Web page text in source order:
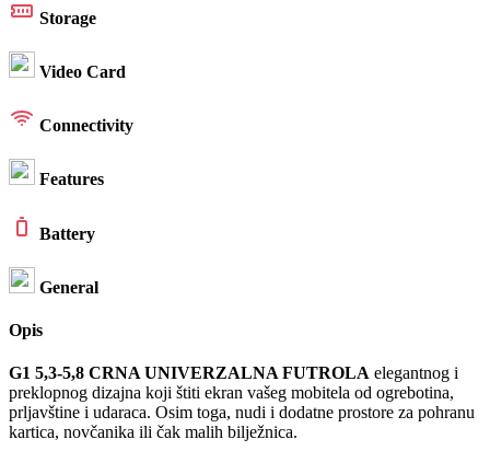
Storage
Video Card
Connectivity
Features
Battery
General
Opis
G1 5,3-5,8 CRNA UNIVERZALNA FUTROLA elegantnog i
preklopnog dizajna koji štiti ekran vašeg mobitela od ogrebotina,
prljavštine i udaraca. Osim toga, nudi i dodatne prostore za pohranu
kartica, novčanika ili čak malih bilježnica.